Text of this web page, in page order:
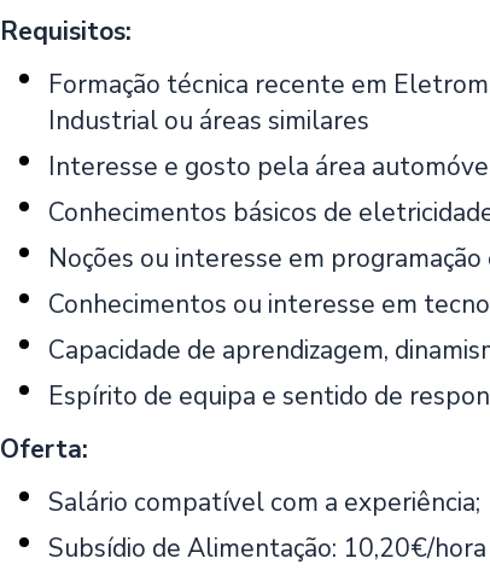
Requisitos:
Formação técnica recente em
Industrial ou áreas similares
Interesse e gosto pela área
Conhecimentos básicos de
Noções ou interesse em
Conhecimentos ou interesse em
Capacidade de aprendizagem,
Espírito de equipa e sentido de
Oferta:
Salário compatível com a experiência;
Subsídio de Alimentação: 10,20€/hora